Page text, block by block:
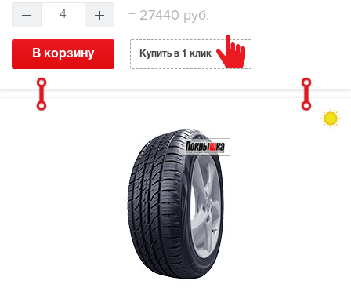
4 = 27440 руб.
В корзину Купить в 1 клик